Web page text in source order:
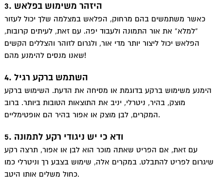
3. היזהר משימוש בפלאש
כאשר משתמשים בהם מרחוק, הפלאש במצלמה שלך יכול לעזור
“למלא” את אור התמונה ולעבוד יפה. עם זאת, לעיתים קרובות,
הפלאש יכול ליצור יותר מדי אור, ולגרום לזוהר והצללים הקשים
שאנו מנסים להימנע מהם!
4. השתמש ברקע רגיל
הימנע משימוש ברקע בדוגמת או מסיחה את הדעת. השימוש ברקע
מוצק, בהיר, ניטרלי, יניב את התוצאות הטובות ביותר. ברוב
המקרים, לבן מוצק או אפור בהיר הם אופטימליים.
5. ודא כי יש ניגודי רקע לתמונה
עם זאת, אם הפריט שאתה מוכר הוא לבן או אפור, תרצה רקע
שיגרום לפריט להתבלט. במקרים אלה, שימוש בצבע רך וניטרלי כמו
כחול משלים אותו היטב.